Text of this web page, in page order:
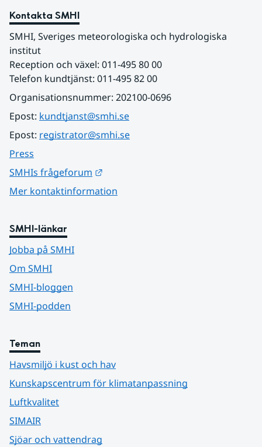
Kontakta SMHI
SMHI, Sveriges meteorologiska och hydrologiska
institut
Reception och växel: 011-495 80 00
Telefon kundtjänst: 011-495 82 00
Organisationsnummer: 202100-0696
Epost: kundtjanst@smhi.se
Epost: registrator@smhi.se
Press
SMHIs frågeforum
Mer kontaktinformation
SMHI-länkar
Jobba på SMHI
Om SMHI
SMHI-bloggen
SMHI-podden
Teman
Havsmiljö i kust och hav
Kunskapscentrum för klimatanpassning
Luftkvalitet
SIMAIR
Sjöar och vattendrag